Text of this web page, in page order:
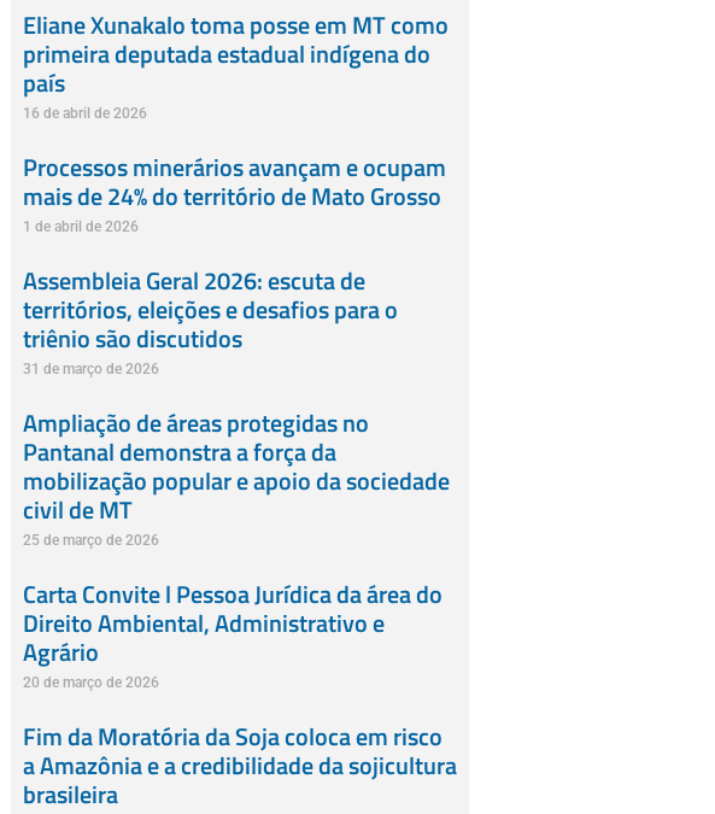
Eliane Xunakalo toma posse em MT como
primeira deputada estadual indígena do
país
16 de abril de 2026
Processos minerários avançam e ocupam
mais de 24% do território de Mato Grosso
1 de abril de 2026
Assembleia Geral 2026: escuta de
territórios, eleições e desafios para o
triênio são discutidos
31 de março de 2026
Ampliação de áreas protegidas no
Pantanal demonstra a força da
mobilização popular e apoio da sociedade
civil de MT
25 de março de 2026
Carta Convite l Pessoa Jurídica da área do
Direito Ambiental, Administrativo e
Agrário
20 de março de 2026
Fim da Moratória da Soja coloca em risco
a Amazônia e a credibilidade da sojicultura
brasileira